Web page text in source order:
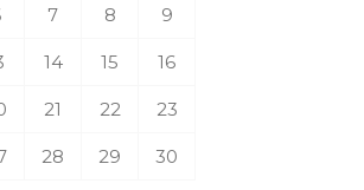
7 8 9
14 15 16
21 22 23
28 29 30